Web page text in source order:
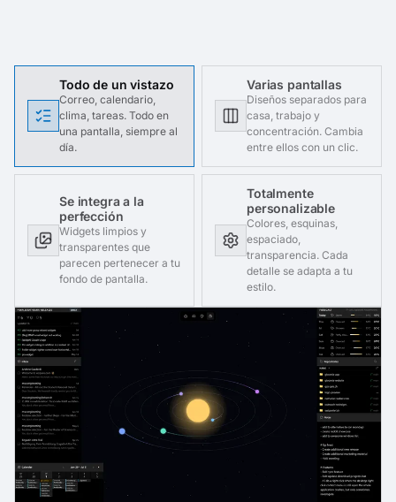
Todo de un vistazo
Correo, calendario,
clima, tareas. Todo en
una pantalla, siempre al
día.
Varias pantallas
Diseños separados para
casa, trabajo y
concentración. Cambia
entre ellos con un clic.
Se integra a la
perfección
Widgets limpios y
transparentes que
parecen pertenecer a tu
fondo de pantalla.
Totalmente
personalizable
Colores, esquinas,
espaciado,
transparencia. Cada
detalle se adapta a tu
estilo.